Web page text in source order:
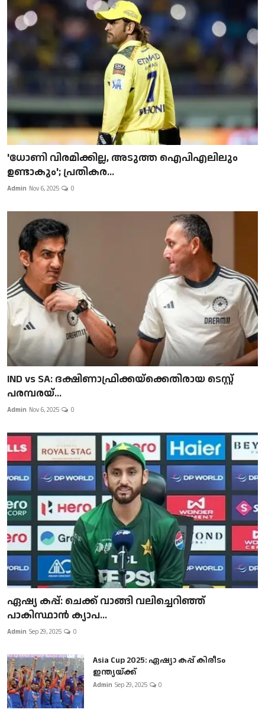
'ധോണി വിരമിക്കില്ല, അടുത്ത ഐപിഎലിലും
ഉണ്ടാകും'; പ്രതികര...
Admin Nov 6, 2025 0
IND vs SA: ദക്ഷിണാഫ്രിക്കയ്‌ക്കെതിരായ ടെസ്റ്റ്
പരമ്പരയ്...
Admin Nov 6, 2025 0
ഏഷ്യ കപ്പ്: ചെക്ക് വാങ്ങി വലിച്ചെറിഞ്ഞ്
പാകിസ്ഥാൻ ക്യാപ...
Admin Sep 29, 2025 0
Asia Cup 2025: ഏഷ്യാ കപ്പ് കിരീടം
ഇന്ത്യയ്ക്ക്
Admin Sep 29, 2025 0